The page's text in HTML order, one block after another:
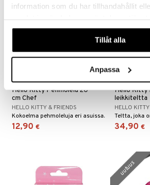
information som du har tillhandahållit
våra cookies vid fortsatt användande
Tillåt alla
Anpassa
Hello Kitty Pehmolelu 20
cm Chef
HELLO KITTY & FRIENDS
Kokoelma pehmoleluja eri asuissa.
12,90 €
Hello Kitty
leikkiteltta
HELLO
34,90 €
uutuus